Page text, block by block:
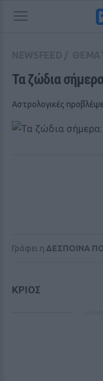
Τα ζώδια
Αστρολογικές
Γράφει η ΔΕΣΠΟΙΝΑ
ΚΡΙΟΣ